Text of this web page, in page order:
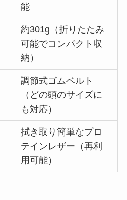
能
約301g（折りたたみ
可能でコンパクト収
納）
調節式ゴムベルト
（どの頭のサイズに
も対応）
拭き取り簡単なプロ
テインレザー（再利
用可能）